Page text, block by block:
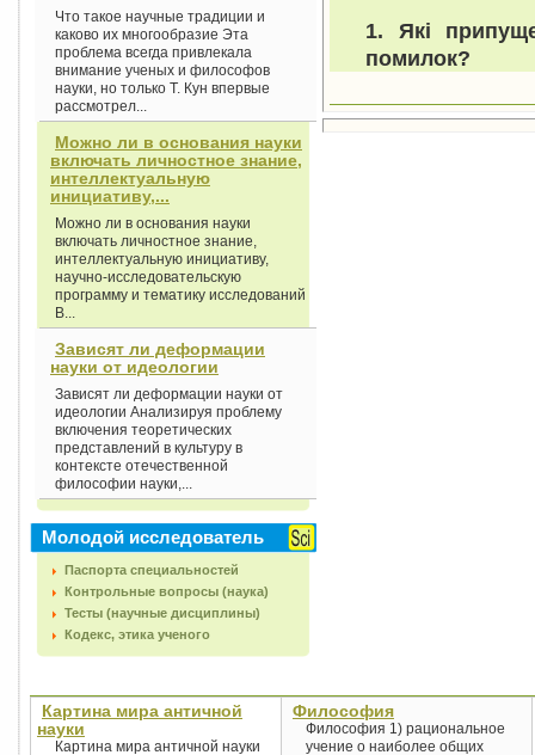
Что такое научные традиции и
каково их многообразие Эта
проблема всегда привлекала
внимание ученых и философов
науки, но только Т. Кун впервые
рассмотрел...
Можно ли в основания науки
включать личностное знание,
интеллектуальную
инициативу,...
Можно ли в основания науки
включать личностное знание,
интеллектуальную инициативу,
научно-исследовательскую
программу и тематику исследований
В...
Зависят ли деформации
науки от идеологии
Зависят ли деформации науки от
идеологии Анализируя проблему
включения теоретических
представлений в культуру в
контексте отечественной
философии науки,...
Молодой исследователь
Паспорта специальностей
Контрольные вопросы (наука)
Тесты (научные дисциплины)
Кодекс, этика ученого
1. Які
помилок?
Картина мира античной
науки
Картина мира античной науки
Философия
Философия 1) рациональное
учение о наиболее общих